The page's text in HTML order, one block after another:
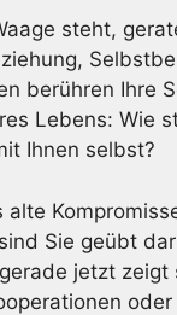
steht,
berühren Ihre
Lebens: Wie
Ihnen selbst?
Sie geübt
jetzt zeigt